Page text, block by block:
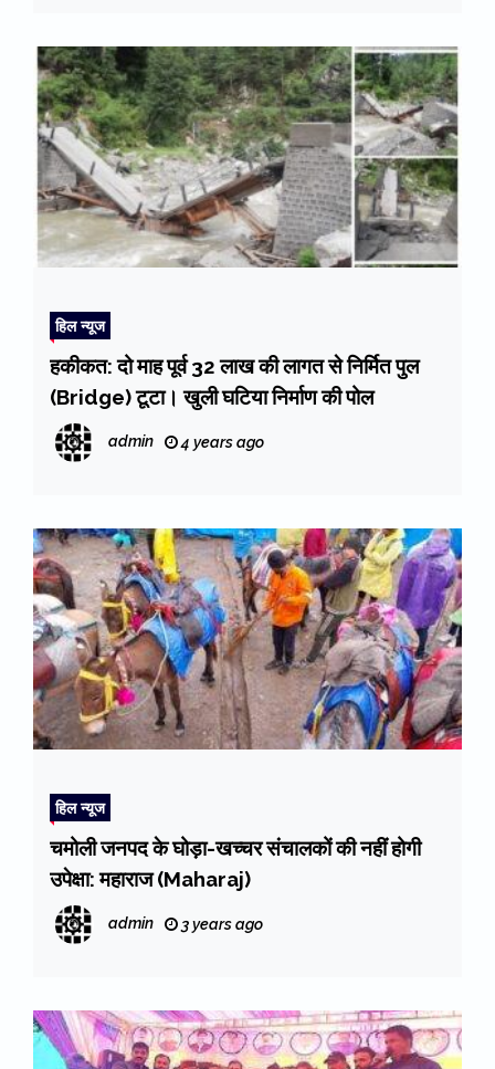
हिल न्यूज
हकीकत: दो माह पूर्व 32 लाख की लागत से निर्मित पुल
(Bridge) टूटा। खुली घटिया निर्माण की पोल
admin 4 years ago
हिल न्यूज
चमोली जनपद के घोड़ा-खच्चर संचालकों की नहीं होगी
उपेक्षा: महाराज (Maharaj)
admin 3 years ago